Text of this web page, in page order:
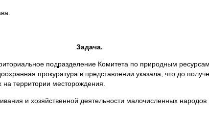
Задача.
подразделение Комитета по природным
прокуратура в представлении указала, что до
территории месторождения.
и хозяйственной деятельности малочисленных народов